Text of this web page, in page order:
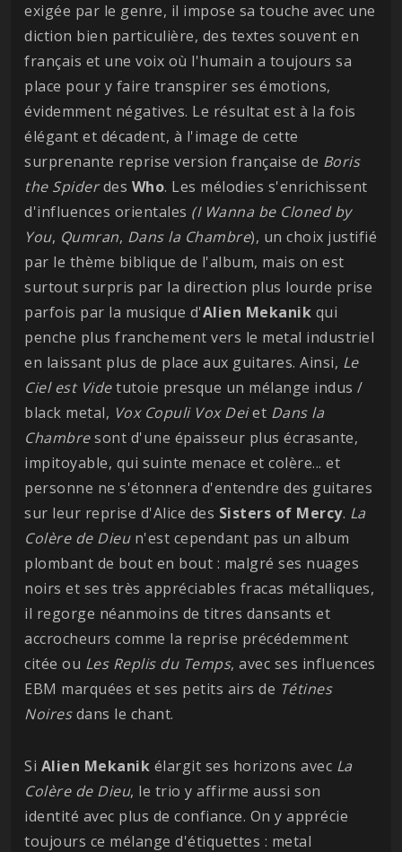
exigée par le genre, il impose sa touche avec une
diction bien particulière, des textes souvent en
français et une voix où l'humain a toujours sa
place pour y faire transpirer ses émotions,
évidemment négatives. Le résultat est à la fois
élégant et décadent, à l'image de cette
surprenante reprise version française de Boris
the Spiderdes Who. Les mélodies s'enrichissent
d'influences orientales (I Wanna be Cloned by
You, Qumran, Dans la Chambre), un choix justifié
par le thème biblique de l'album, mais on est
surtout surpris par la direction plus lourde prise
parfois par la musique d'Alien Mekanik qui
penche plus franchement vers le metal industriel
en laissant plus de place aux guitares. Ainsi, Le
Ciel est Videtutoie presque un mélange indus /
black metal, Vox Copuli Vox Deiet Dans la
Chambresont d'une épaisseur plus écrasante,
impitoyable, qui suinte menace et colère... et
personne ne s'étonnera d'entendre des guitares
sur leur reprise d'Alice des Sisters of Mercy. La
Colère de Dieun'est cependant pas un album
plombant de bout en bout : malgré ses nuages
noirs et ses très appréciables fracas métalliques,
il regorge néanmoins de titres dansants et
accrocheurs comme la reprise précédemment
citée ou Les Replis du Temps, avec ses influences
EBM marquées et ses petits airs de Tétines
Noiresdans le chant.
Si Alien Mekanik élargit ses horizons avec La
Colère de Dieu, le trio y affirme aussi son
identité avec plus de confiance. On y apprécie
toujours ce mélange d'étiquettes : metal